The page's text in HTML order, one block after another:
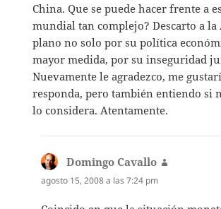
China. Que se puede hacer frente a
mundial tan complejo? Descarto a
plano no solo por su política
mayor medida, por su inseguridad
Nuevamente le agradezco, me
responda, pero también entiendo si
lo considera. Atentamente.
Domingo Cavallo
agosto 15, 2008 a las 7:24 pm